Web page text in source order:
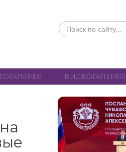
ИСКАТЬ...
ВИДЕОГАЛЕРЕЯ